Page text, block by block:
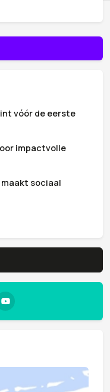
vóór de eerste
impactvolle
sociaal